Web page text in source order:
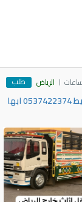
الرياض طلب
دينا نقل عفش من الرياض الى خميس مشيط 0537422374 ابها